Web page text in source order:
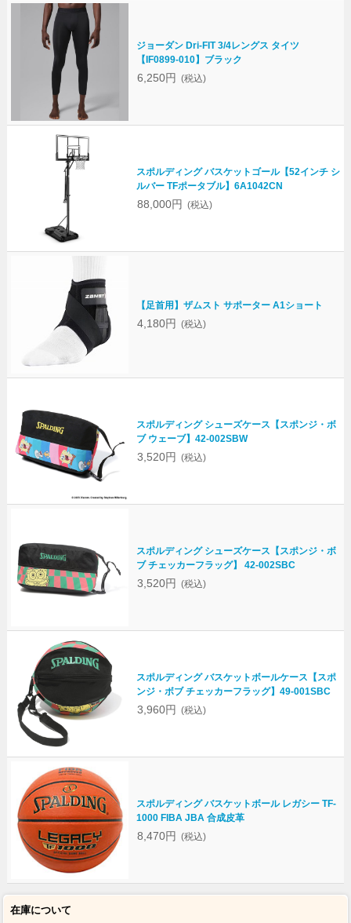
ジョーダン Dri-FIT 3/4レングス タイツ
【IF0899-010】ブラック
6,250円 (税込)
スポルディング バスケットゴール【52インチ シ
ルバー TFポータブル】6A1042CN
88,000円 (税込)
【足首用】ザムスト サポーター A1ショート
4,180円 (税込)
スポルディング シューズケース【スポンジ・ボ
ブ ウェーブ】42-002SBW
3,520円 (税込)
スポルディング シューズケース【スポンジ・ボ
ブ チェッカーフラッグ】 42-002SBC
3,520円 (税込)
スポルディング バスケットボールケース【スポ
ンジ・ボブ チェッカーフラッグ】49-001SBC
3,960円 (税込)
スポルディング バスケットボール レガシー TF-
1000 FIBA JBA 合成皮革
8,470円 (税込)
在庫について